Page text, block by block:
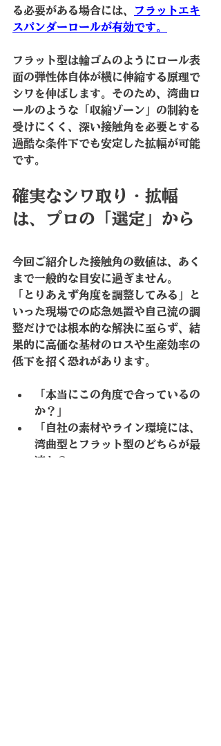
る必要がある場合には、
フラットエキ
スパンダーロールが有効です。
フラット型は輪ゴムのようにロール表
面の弾性体自体が横に伸縮する原理で
シワを伸ばします。そのため、湾曲ロ
ールのような「収縮ゾーン」の制約を
受けにくく、深い接触角を必要とする
過酷な条件下でも安定した拡幅が可能
です。
確実なシワ取り・拡幅
は、プロの「選定」から
今回ご紹介した接触角の数値は、あく
まで一般的な目安に過ぎません。
「とりあえず角度を調整してみる」と
いった現場での応急処置や自己流の調
整だけでは根本的な解決に至らず、結
果的に高価な基材のロスや生産効率の
低下を招く恐れがあります。
「本当にこの角度で合っているの
か？」
「自社の素材やライン環境には、
湾曲型とフラット型のどちらが最
適か？」